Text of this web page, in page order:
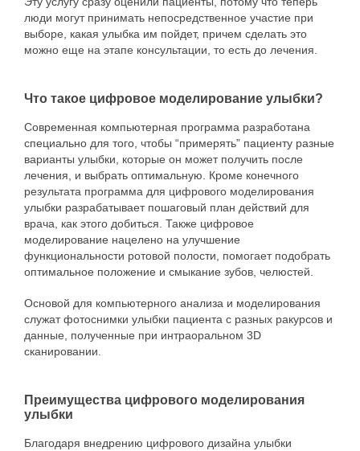
составят наши доктора.
В клинике Eurodental можна установить все
виды брекетов начиная от обычных
металлокерамических до брекетов с
Брекеты с многопетлевой дугой помогают
неправильного прикуса и избежать
оперативного вмешательства.
Также в нашей клинике вам могут предложить
лечение неправильно прикуса элайнерами.
люди могут принимать непосредственное участие при
выборе, какая улыбка им пойдет, причем сделать это
можно еще на этапе консультации, то есть до лечения.
Что такое цифровое моделирование улыбки?
Современная компьютерная программа разработана
специально для того, чтобы “примерять” пациенту разные
варианты улыбки, которые он может получить после
лечения, и выбрать оптимальную. Кроме конечного
результата программа для цифрового моделирования
улыбки разрабатывает пошаговый план действий для
врача, как этого добиться. Также цифровое
моделирование нацелено на улучшение
функциональности ротовой полости, помогает подобрать
оптимальное положение и смыкание зубов, челюстей.
Основой для компьютерного анализа и моделирования
служат фотоснимки улыбки пациента с разных ракурсов и
данные, полученные при интраоральном 3D
сканировании.
Преимущества цифрового моделирования
улыбки
Благодаря внедрению цифрового дизайна улыбки